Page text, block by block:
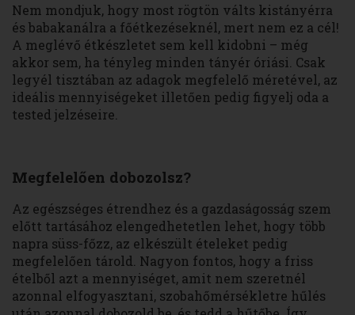
Nem mondjuk, hogy most rögtön válts kistányérra
és babakanálra a főétkezéseknél, mert nem ez a cél!
A meglévő étkészletet sem kell kidobni – még
akkor sem, ha tényleg minden tányér óriási. Csak
legyél tisztában az adagok megfelelő méretével, az
ideális mennyiségeket illetően pedig figyelj oda a
tested jelzéseire.
Megfelelően dobozolsz?
Az egészséges étrendhez és a gazdaságosság szem
előtt tartásához elengedhetetlen lehet, hogy több
napra süss-főzz, az elkészült ételeket pedig
megfelelően tárold. Nagyon fontos, hogy a friss
ételből azt a mennyiséget, amit nem szeretnél
azonnal elfogyasztani, szobahőmérsékletre hűlés